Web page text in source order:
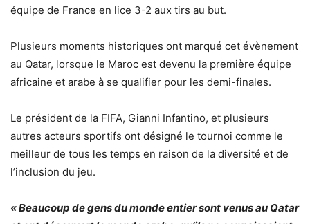
équipe de France en lice 3-2 aux tirs au but.
Plusieurs moments historiques ont marqué cet évènement
au Qatar, lorsque le Maroc est devenu la première équipe
africaine et arabe à se qualifier pour les demi-finales.
Le président de la FIFA, Gianni Infantino, et plusieurs
autres acteurs sportifs ont désigné le tournoi comme le
meilleur de tous les temps en raison de la diversité et de
l’inclusion du jeu.
« Beaucoup de gens du monde entier sont venus au Qatar